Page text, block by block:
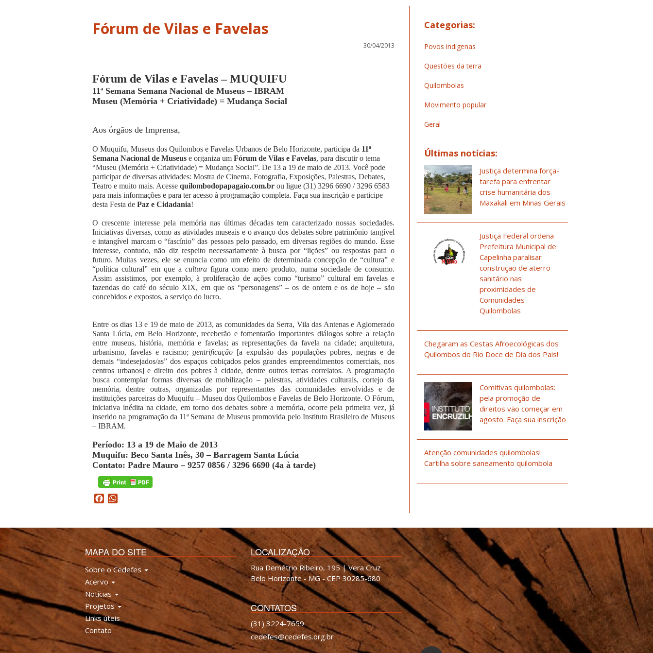
Fórum de Vilas e Favelas
30/04/2013
Fórum de Vilas e Favelas – MUQUIFU
11ª Semana Semana Nacional de Museus – IBRAM
Museu (Memória + Criatividade) = Mudança Social
Aos órgãos de Imprensa,
O Muquifu, Museus dos Quilombos e Favelas Urbanos de Belo Horizonte, participa da 11ª
Semana Nacional de Museus e organiza um Fórum de Vilas e Favelas, para discutir o tema
“Museu (Memória + Criatividade) = Mudança Social”. De 13 a 19 de maio de 2013. Você pode
participar de diversas atividades: Mostra de Cinema, Fotografia, Exposições, Palestras, Debates,
Teatro e muito mais. Acesse quilombodopapagaio.com.br ou ligue (31) 3296 6690 / 3296 6583
para mais informações e para ter acesso à programação completa. Faça sua inscrição e participe
desta Festa de Paz e Cidadania!
O crescente interesse pela memória nas últimas décadas tem caracterizado nossas sociedades.
Iniciativas diversas, como as atividades museais e o avanço dos debates sobre patrimônio tangível
e intangível marcam o “fascínio” das pessoas pelo passado, em diversas regiões do mundo. Esse
interesse, contudo, não diz respeito necessariamente à busca por “lições” ou respostas para o
futuro. Muitas vezes, ele se enuncia como um efeito de determinada concepção de “cultura” e
“política cultural” em que a culturafigura como mero produto, numa sociedade de consumo.
Assim assistimos, por exemplo, à proliferação de ações como “turismo” cultural em favelas e
fazendas do café do século XIX, em que os “personagens” – os de ontem e os de hoje – são
concebidos e expostos, a serviço do lucro.
Entre os dias 13 e 19 de maio de 2013, as comunidades da Serra, Vila das Antenas e Aglomerado
Santa Lúcia, em Belo Horizonte, receberão e fomentarão importantes diálogos sobre a relação
entre museus, história, memória e favelas; as representações da favela na cidade; arquitetura,
urbanismo, favelas e racismo; gentrificação[a expulsão das populações pobres, negras e de
demais “indesejados/as” dos espaços cobiçados pelos grandes empreendimentos comerciais, nos
centros urbanos] e direito dos pobres à cidade, dentre outros temas correlatos. A programação
busca contemplar formas diversas de mobilização – palestras, atividades culturais, cortejo da
memória, dentre outras, organizadas por representantes das comunidades envolvidas e de
instituições parceiras do Muquifu – Museu dos Quilombos e Favelas de Belo Horizonte. O Fórum,
iniciativa inédita na cidade, em torno dos debates sobre a memória, ocorre pela primeira vez, já
inserido na programação da 11ª Semana de Museus promovida pelo Instituto Brasileiro de Museus
– IBRAM.
Período: 13 a 19 de Maio de 2013
Muquifu: Beco Santa Inês, 30 – Barragem Santa Lúcia
Contato: Padre Mauro – 9257 0856 / 3296 6690 (4a à tarde)
Facebook
Categorias:
Povos indígenas
Questões da terra
Quilombolas
Movimento popular
Geral
Últimas notícias:
Justiça determina força-
tarefa para enfrentar
crise humanitária dos
Maxakali em Minas Gerais
Justiça Federal ordena
Prefeitura Municipal de
Capelinha paralisar
construção de aterro
sanitário nas
proximidades de
Comunidades
Quilombolas
Chegaram as Cestas Afroecológicas dos
Quilombos do Rio Doce de Dia dos Pais!
Comitivas quilombolas:
pela promoção de
direitos vão começar em
agosto. Faça sua inscrição
Atenção comunidades quilombolas!
Cartilha sobre saneamento quilombola
MAPA DO SITE
Sobre o Cedefes
Acervo
Notícias
Projetos
Links úteis
Contato
LOCALIZAÇÃO
Rua Demétrio Ribeiro, 195 | Vera Cruz
Belo Horizonte - MG - CEP 30285-680
CONTATOS
(31) 3224-7659
cedefes@cedefes.org.br